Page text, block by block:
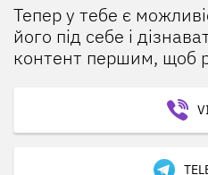
Тепер у тебе є
його під себе і
контент першим, щоб